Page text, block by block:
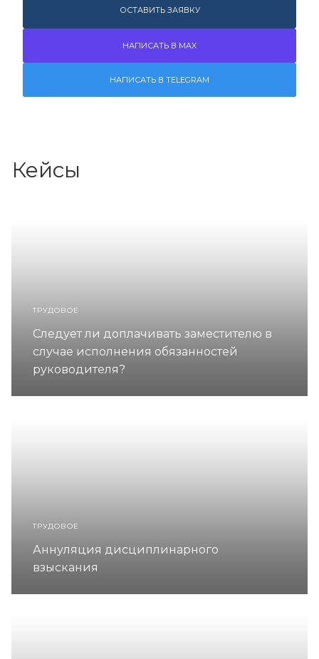
ОСТАВИТЬ ЗАЯВКУ
НАПИСАТЬ В MAX
НАПИСАТЬ В TELEGRAM
Кейсы
ТРУДОВОЕ
Следует ли доплачивать заместителю в
случае исполнения обязанностей
руководителя?
ТРУДОВОЕ
Аннуляция дисциплинарного
взыскания